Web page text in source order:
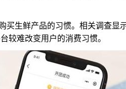
买生鲜产品的习惯。相关调查显
较难改变用户的消费习惯。